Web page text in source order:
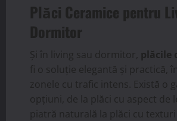
Plăci Ceramice pentru
Dormitor
Și în living sau dormitor, plăcile
fi o soluție elegantă și practică,
zonele cu trafic intens. Există o
opțiuni, de la plăci cu aspect de
piatră naturală la plăci cu